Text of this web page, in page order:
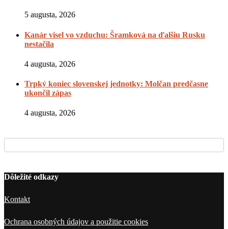
5 augusta, 2026
Kanár visel vo vzduchu: Šramková na ďalšiu Rusku
nestačila
4 augusta, 2026
Trpký koniec slovenskej jednotky: Molčan predčasne
ukončil zápas
4 augusta, 2026
Dôležité odkazy
Kontakt
Ochrana osobných údajov a použitie cookies